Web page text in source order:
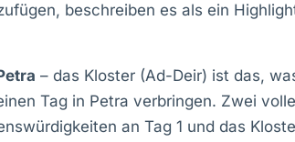
beschreiben es als ein
– das Kloster (Ad-Deir) ist das,
Tag in Petra verbringen. Zwei
an Tag 1 und das